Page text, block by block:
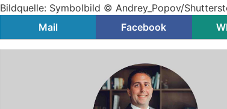
Bildquelle: Symbolbild © Andrey_Popov/
Mail
Facebook